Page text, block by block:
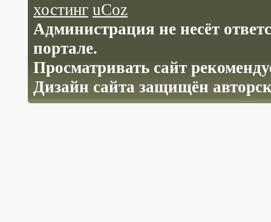
хостинг uCoz
Администрация не несёт
портале.
Просматривать сайт
Дизайн сайта защищён